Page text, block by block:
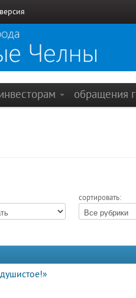
обращения
сортировать: